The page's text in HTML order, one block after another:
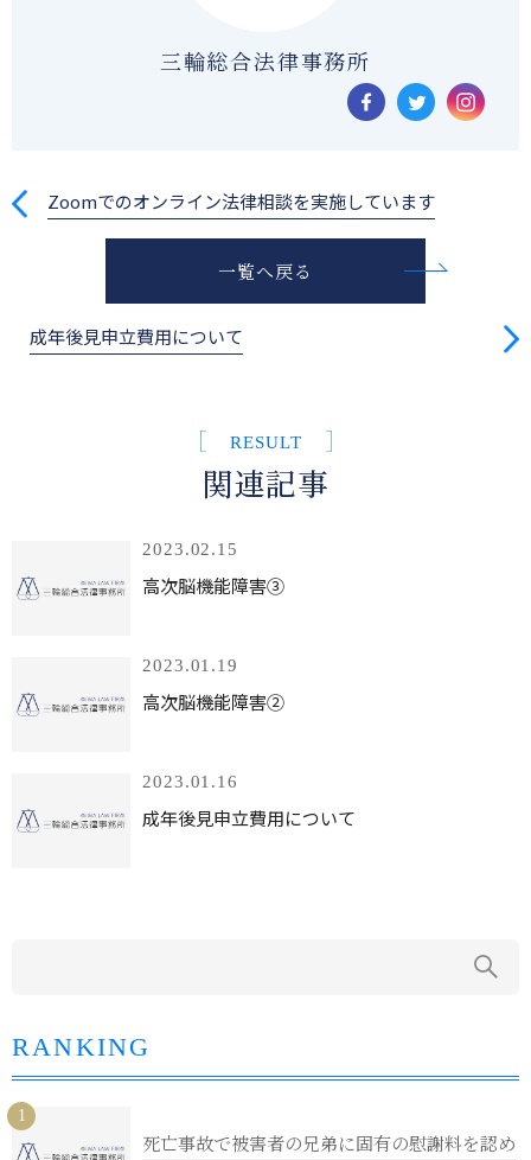
三輪総合法律事務所
Zoomでのオンライン法律相談を実施しています
一覧へ戻る
成年後見申立費用について
RESULT
関連記事
2023.02.15
高次脳機能障害③
2023.01.19
高次脳機能障害②
2023.01.16
成年後見申立費用について
RANKING
死亡事故で被害者の兄弟に固有の慰謝料を認め